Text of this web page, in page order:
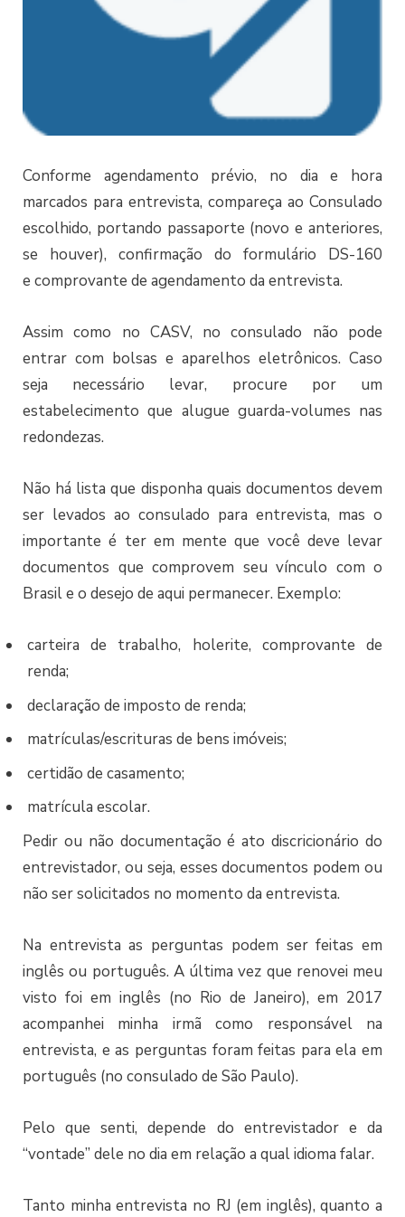
Conforme agendamento prévio, no dia e hora
marcados para entrevista, compareça ao Consulado
escolhido, portando passaporte (novo e anteriores,
se houver), confirmação do formulário DS-160
e comprovante de agendamento da entrevista.
Assim como no CASV, no consulado não pode
entrar com bolsas e aparelhos eletrônicos. Caso
seja necessário levar, procure por um
estabelecimento que alugue guarda-volumes nas
redondezas.
Não há lista que disponha quais documentos devem
ser levados ao consulado para entrevista, mas o
importante é ter em mente que você deve levar
documentos que comprovem seu vínculo com o
Brasil e o desejo de aqui permanecer. Exemplo:
carteira de trabalho, holerite, comprovante de
renda;
declaração de imposto de renda;
matrículas/escrituras de bens imóveis;
certidão de casamento;
matrícula escolar.
Pedir ou não documentação é ato discricionário do
entrevistador, ou seja, esses documentos podem ou
não ser solicitados no momento da entrevista.
Na entrevista as perguntas podem ser feitas em
inglês ou português. A última vez que renovei meu
visto foi em inglês (no Rio de Janeiro), em 2017
acompanhei minha irmã como responsável na
entrevista, e as perguntas foram feitas para ela em
português (no consulado de São Paulo).
Pelo que senti, depende do entrevistador e da
“vontade” dele no dia em relação a qual idioma falar.
Tanto minha entrevista no RJ (em inglês), quanto a